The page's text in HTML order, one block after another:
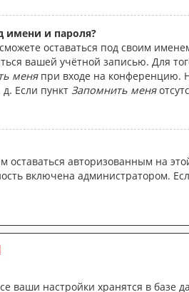
имени и пароля?
оставаться под своим
вашей учётной записью. Для
меняпри входе на конференцию.
Если пункт Запомнить меня
оставаться авторизованным на
включена администратором.
ваши настройки хранятся в